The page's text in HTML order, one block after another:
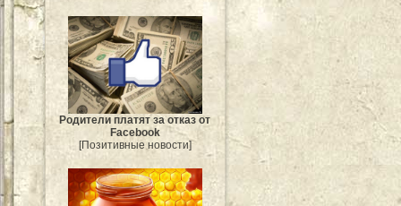
Родители платят за отказ от
Facebook
[Позитивные новости]